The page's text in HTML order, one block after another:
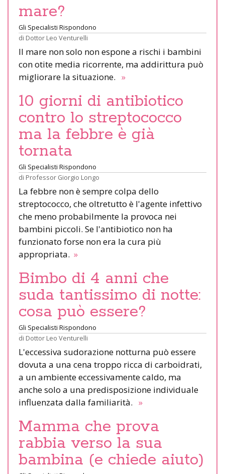
mare?
Gli Specialisti Rispondono
di Dottor Leo Venturelli
Il mare non solo non espone a rischi i bambini
con otite media ricorrente, ma addirittura può
migliorare la situazione. »
10 giorni di antibiotico
contro lo streptococco
ma la febbre è già
tornata
Gli Specialisti Rispondono
di Professor Giorgio Longo
La febbre non è sempre colpa dello
streptococco, che oltretutto è l'agente infettivo
che meno probabilmente la provoca nei
bambini piccoli. Se l'antibiotico non ha
funzionato forse non era la cura più
appropriata. »
Bimbo di 4 anni che
suda tantissimo di notte:
cosa può essere?
Gli Specialisti Rispondono
di Dottor Leo Venturelli
L'eccessiva sudorazione notturna può essere
dovuta a una cena troppo ricca di carboidrati,
a un ambiente eccessivamente caldo, ma
anche solo a una predisposizione individuale
influenzata dalla familiarità. »
Mamma che prova
rabbia verso la sua
bambina (e chiede aiuto)